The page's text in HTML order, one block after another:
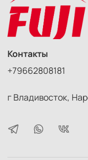
Контакты
+79662808181
г Владивосток,